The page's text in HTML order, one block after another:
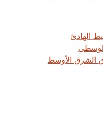
الهادئ
الشرق الأوسط